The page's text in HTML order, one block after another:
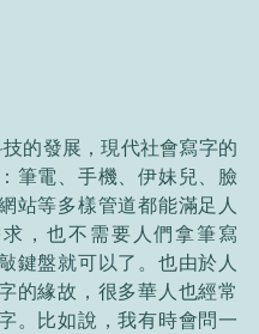
筆電、手機、伊妹兒、臉
站等多樣管道都能滿足人
，也不需要人們拿筆寫
鍵盤就可以了。也由於人
的緣故，很多華人也經常
。比如說，我有時會問一